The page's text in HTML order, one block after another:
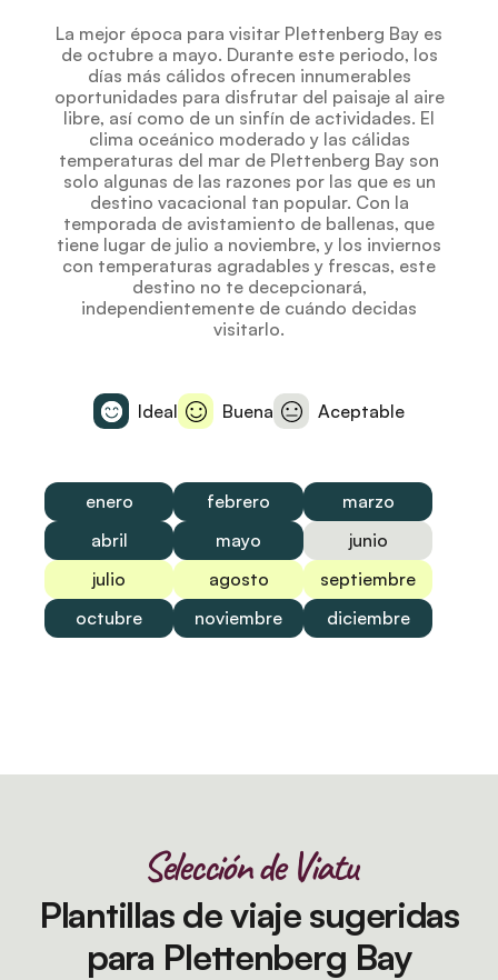
La mejor época para visitar Plettenberg Bay es
de octubre a mayo. Durante este periodo, los
días más cálidos ofrecen innumerables
oportunidades para disfrutar del paisaje al aire
libre, así como de un sinfín de actividades. El
clima oceánico moderado y las cálidas
temperaturas del mar de Plettenberg Bay son
solo algunas de las razones por las que es un
destino vacacional tan popular. Con la
temporada de avistamiento de ballenas, que
tiene lugar de julio a noviembre, y los inviernos
con temperaturas agradables y frescas, este
destino no te decepcionará,
independientemente de cuándo decidas
visitarlo.
Ideal Buena Aceptable
enero febrero
marzo
abril
mayo
junio
julio
agosto
septiembre
octubre
noviembre diciembre
Selección de Viatu
Plantillas de viaje sugeridas
para Plettenberg Bay